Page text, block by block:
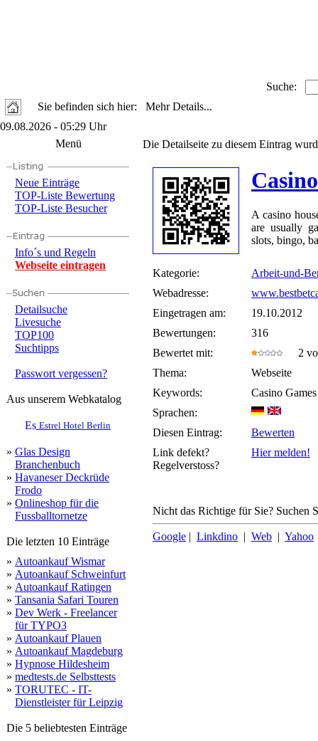
Suche:
Sie befinden sich hier: Mehr Details...
09.08.2026 - 05:29 Uhr
Menü
Neue Einträge
TOP-Liste Bewertung
TOP-Liste Besucher
Info´s und Regeln
Webseite eintragen
Detailsuche
Livesuche
TOP100
Suchtipps
Passwort vergessen?
Aus unserem Webkatalog
Estrel Hotel Berlin
» Glas Design
Branchenbuch
» Havaneser Deckrüde
Frodo
» Onlineshop für die
Fussballtornetze
Die letzten 10 Einträge
» Autoankauf Wismar
» Autoankauf Schweinfurt
» Autoankauf Ratingen
» Tansania Safari Touren
» Dev Werk - Freelancer
für TYPO3
» Autoankauf Plauen
» Autoankauf Magdeburg
» Hypnose Hildesheim
» medtests.de Selbsttests
» TORUTEC - IT-
Dienstleister für Leipzig
Die 5 beliebtesten Einträge
Die Detailseite zu diesem Eintrag
A casino
are usually
slots, bingo,
Kategorie:
Arbeit-und-
Webadresse:
Eingetragen am:
19.10.2012
Bewertungen:
316
Bewertet mit:
2
Thema:
Webseite
Keywords:
Casino Games
Sprachen:
Diesen Eintrag:
Bewerten
Link defekt?
Regelverstoss?
Hier melden!
Nicht das Richtige für Sie? Suchen
Google | Linkdino | Web | Yahoo